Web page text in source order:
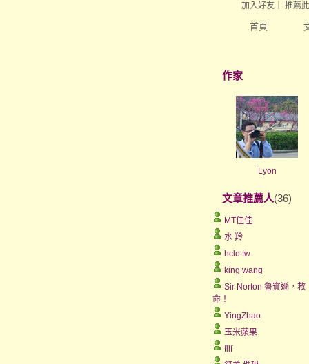
首頁
加入好友 推薦
作家
Lyon
文章推薦人(36)
MT佳佳
水 羚
hclo.tw
king wang
Sir Norton 魯賓遜，救
命！
YingZhao
玉米蘋果
fllf